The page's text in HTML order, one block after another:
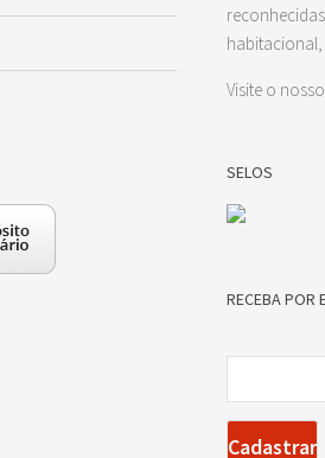
Visite o
SELOS
RECEBA POR